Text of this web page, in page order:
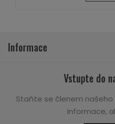
Informace
Vstupte do
Staňte se členem
informace,